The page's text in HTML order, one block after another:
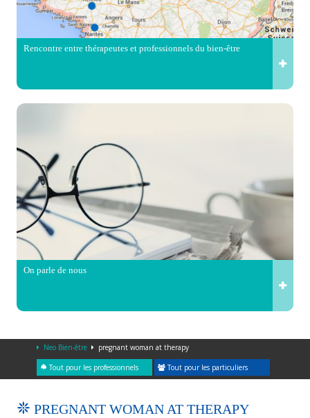
Rencontre entre thérapeutes et professionnels du bien-être
On parle de nous
Neo Bien-être pregnant woman at therapy
Tout pour les professionnels Tout pour les particuliers
PREGNANT WOMAN AT THERAPY